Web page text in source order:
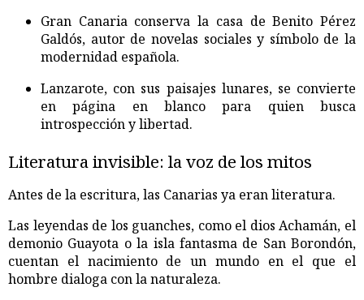
Gran Canaria conserva la casa de Benito Pérez
Galdós, autor de novelas sociales y símbolo de la
modernidad española.
Lanzarote, con sus paisajes lunares, se convierte
en página en blanco para quien busca
introspección y libertad.
Literatura invisible: la voz de los mitos
Antes de la escritura, las Canarias ya eran literatura.
Las leyendas de los guanches, como el dios Achamán, el
demonio Guayota o la isla fantasma de San Borondón,
cuentan el nacimiento de un mundo en el que el
hombre dialoga con la naturaleza.